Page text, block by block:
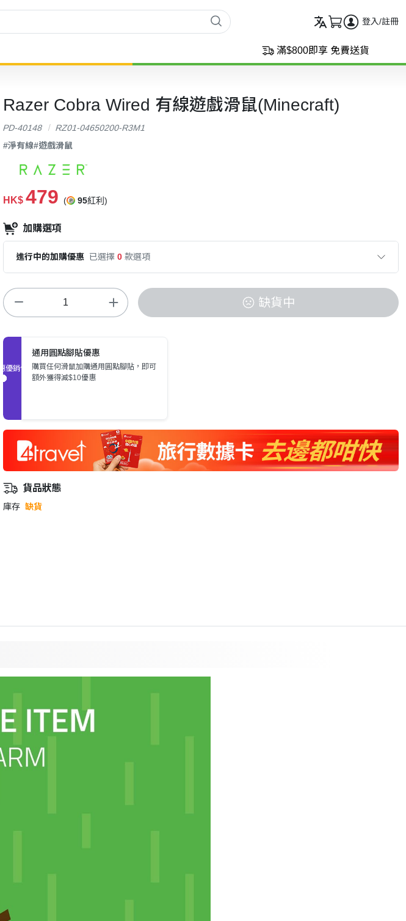
登入/註冊
滿$800即享 免費送貨
Razer Cobra Wired 有線遊戲滑鼠(Minecraft)
PD-40148
RZ01-04650200-R3M1
#淨有線#遊戲滑鼠
HK$ 479 ( 95紅利)
加購選項
進行中的加購優惠 已選擇 0 款選項
缺貨中
促銷優惠
通用圓點腳貼優惠
購買任何滑鼠加購通用圓點腳貼，即可
額外獲得減$10優惠
貨品狀態
庫存 缺貨